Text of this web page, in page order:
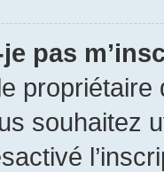
pas
souhaitez